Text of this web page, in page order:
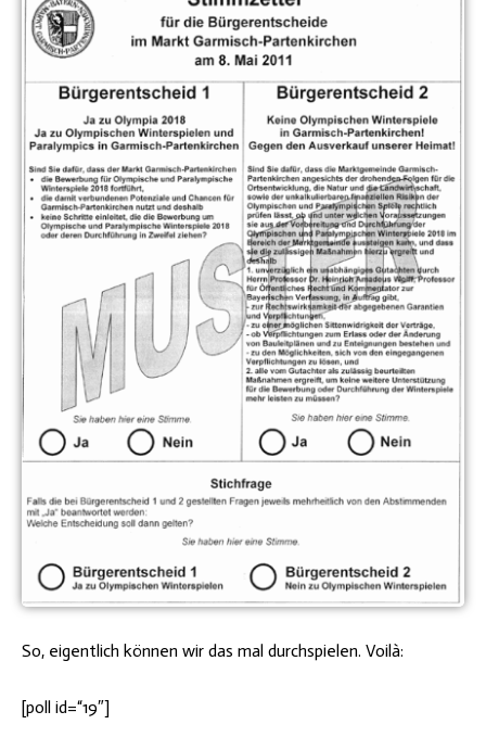
So, eigentlich können wir das mal durchspielen. Voilà:
[poll id=“19″]